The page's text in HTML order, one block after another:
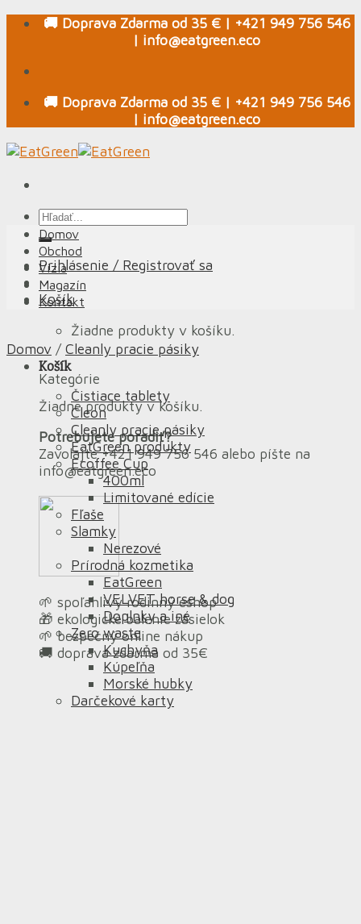
Skip
🚚 Doprava Zdarma od 35 € | +421 949 756 546
| info@eatgreen.eco
🚚 Doprava Zdarma od 35 € | +421 949 756 546
| info@eatgreen.eco
Hľadať:
Prihlásenie / Registrovať sa
Košík
Žiadne produkty v košíku.
Košík
Žiadne produkty v košíku.
Potrebujete poradiť?
Zavolajte +421 949 756 546 alebo píšte na
info@eatgreen.eco
🌱 spoľahlivý rodinný eshop
🎁 ekologické balenie zásielok
🌱 bezpečný online nákup
🚚 doprava zdarma od 35€
Domov
Obchod
Vízia
Magazín
Kontakt
Domov / Cleanly pracie pásiky
Kategórie
Čistiace tablety
Cleon
Cleanly pracie pásiky
EatGreen produkty
Ecoffee Cup
400ml
Limitované edície
Fľaše
Slamky
Nerezové
Prírodná kozmetika
EatGreen
VELVET horse & dog
Doplnky a iné
Zero waste
Kuchyňa
Kúpeľňa
Morské hubky
Darčekové karty